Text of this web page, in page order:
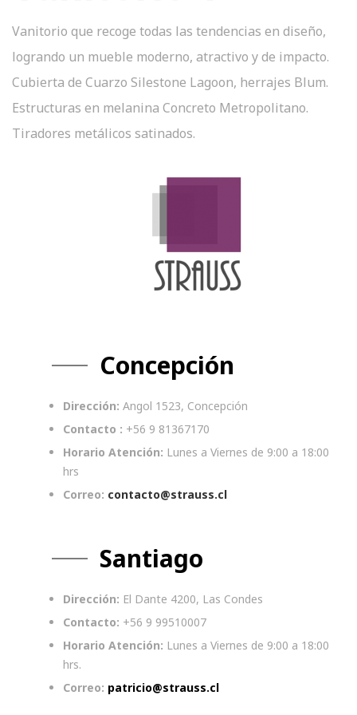
Vanitorio que recoge todas las tendencias en diseño,
logrando un mueble moderno, atractivo y de impacto.
Cubierta de Cuarzo Silestone Lagoon, herrajes Blum.
Estructuras en melanina Concreto Metropolitano.
Tiradores metálicos satinados.
Concepción
Dirección: Angol 1523, Concepción
Contacto : +56 9 81367170
Horario Atención: Lunes a Viernes de 9:00 a 18:00
hrs
Correo: contacto@strauss.cl
Santiago
Dirección: El Dante 4200, Las Condes
Contacto: +56 9 99510007
Horario Atención: Lunes a Viernes de 9:00 a 18:00
hrs.
Correo: patricio@strauss.cl